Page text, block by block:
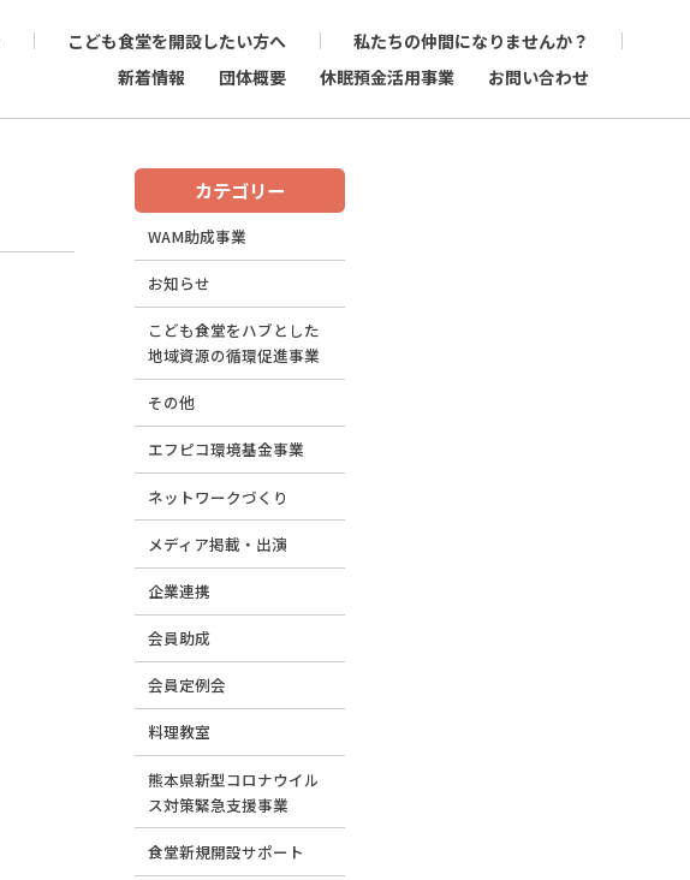
こども食堂を開設したい方へ
私たちの仲間になりませんか？
新着情報
団体概要 休眠預金活用事業 お問い合わせ
カテゴリー
WAM助成事業
お知らせ
こども食堂をハブとした
地域資源の循環促進事業
その他
エフピコ環境基金事業
ネットワークづくり
メディア掲載・出演
企業連携
会員助成
会員定例会
料理教室
熊本県新型コロナウイル
ス対策緊急支援事業
食堂新規開設サポート